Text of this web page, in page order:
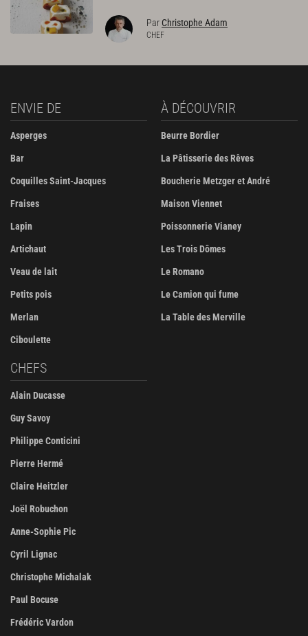
Par Christophe Adam
CHEF
ENVIE DE
Asperges
Bar
Coquilles Saint-Jacques
Fraises
Lapin
Artichaut
Veau de lait
Petits pois
Merlan
Ciboulette
À DÉCOUVRIR
Beurre Bordier
La Pâtisserie des Rêves
Boucherie Metzger et André
Maison Viennet
Poissonnerie Vianey
Les Trois Dômes
Le Romano
Le Camion qui fume
La Table des Merville
CHEFS
Alain Ducasse
Guy Savoy
Philippe Conticini
Pierre Hermé
Claire Heitzler
Joël Robuchon
Anne-Sophie Pic
Cyril Lignac
Christophe Michalak
Paul Bocuse
Frédéric Vardon